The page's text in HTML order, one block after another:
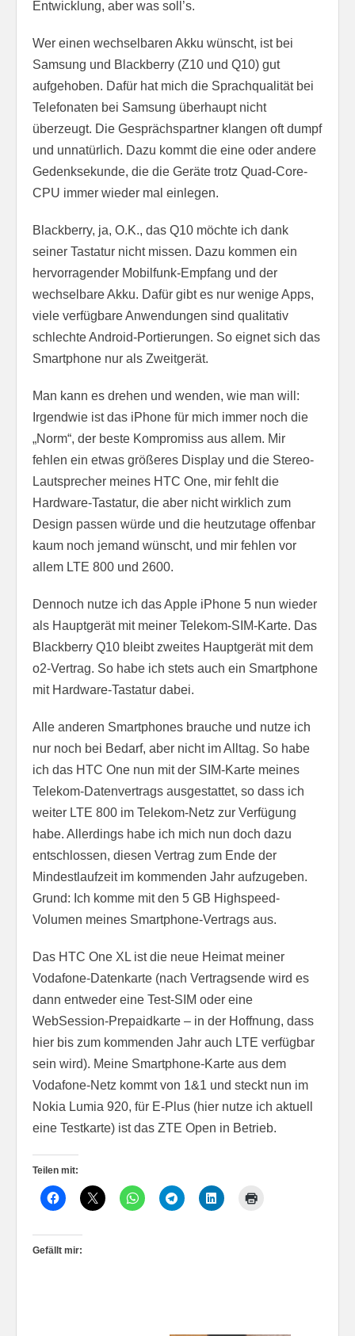
Entwicklung, aber was soll’s.
Wer einen wechselbaren Akku wünscht, ist bei
Samsung und Blackberry (Z10 und Q10) gut
aufgehoben. Dafür hat mich die Sprachqualität bei
Telefonaten bei Samsung überhaupt nicht
überzeugt. Die Gesprächspartner klangen oft dumpf
und unnatürlich. Dazu kommt die eine oder andere
Gedenksekunde, die die Geräte trotz Quad-Core-
CPU immer wieder mal einlegen.
Blackberry, ja, O.K., das Q10 möchte ich dank
seiner Tastatur nicht missen. Dazu kommen ein
hervorragender Mobilfunk-Empfang und der
wechselbare Akku. Dafür gibt es nur wenige Apps,
viele verfügbare Anwendungen sind qualitativ
schlechte Android-Portierungen. So eignet sich das
Smartphone nur als Zweitgerät.
Man kann es drehen und wenden, wie man will:
Irgendwie ist das iPhone für mich immer noch die
„Norm“, der beste Kompromiss aus allem. Mir
fehlen ein etwas größeres Display und die Stereo-
Lautsprecher meines HTC One, mir fehlt die
Hardware-Tastatur, die aber nicht wirklich zum
Design passen würde und die heutzutage offenbar
kaum noch jemand wünscht, und mir fehlen vor
allem LTE 800 und 2600.
Dennoch nutze ich das Apple iPhone 5 nun wieder
als Hauptgerät mit meiner Telekom-SIM-Karte. Das
Blackberry Q10 bleibt zweites Hauptgerät mit dem
o2-Vertrag. So habe ich stets auch ein Smartphone
mit Hardware-Tastatur dabei.
Alle anderen Smartphones brauche und nutze ich
nur noch bei Bedarf, aber nicht im Alltag. So habe
ich das HTC One nun mit der SIM-Karte meines
Telekom-Datenvertrags ausgestattet, so dass ich
weiter LTE 800 im Telekom-Netz zur Verfügung
habe. Allerdings habe ich mich nun doch dazu
entschlossen, diesen Vertrag zum Ende der
Mindestlaufzeit im kommenden Jahr aufzugeben.
Grund: Ich komme mit den 5 GB Highspeed-
Volumen meines Smartphone-Vertrags aus.
Das HTC One XL ist die neue Heimat meiner
Vodafone-Datenkarte (nach Vertragsende wird es
dann entweder eine Test-SIM oder eine
WebSession-Prepaidkarte – in der Hoffnung, dass
hier bis zum kommenden Jahr auch LTE verfügbar
sein wird). Meine Smartphone-Karte aus dem
Vodafone-Netz kommt von 1&1 und steckt nun im
Nokia Lumia 920, für E-Plus (hier nutze ich aktuell
eine Testkarte) ist das ZTE Open in Betrieb.
Teilen mit:
Gefällt mir: